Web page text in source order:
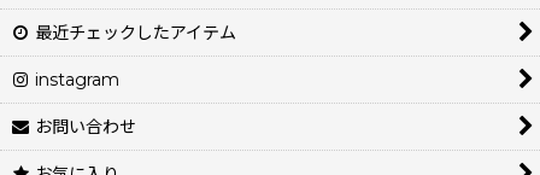
最近チェックしたアイテム
instagram
お問い合わせ